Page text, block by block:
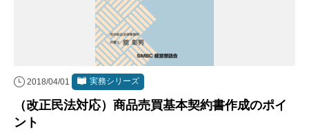
2018/04/01 実務シリーズ
（改正民法対応）商品売買基本契約書作成のポイ
ント